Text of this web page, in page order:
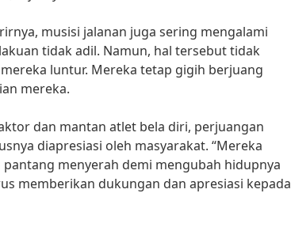
musisi jalanan juga sering mengalami
tidak adil. Namun, hal tersebut tidak
luntur. Mereka tetap gigih berjuang
mereka.
dan mantan atlet bela diri, perjuangan
diapresiasi oleh masyarakat. “Mereka
menyerah demi mengubah hidupnya
memberikan dukungan dan apresiasi kepada